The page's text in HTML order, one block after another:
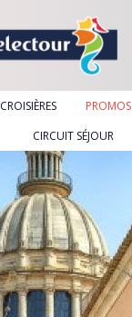
CROISIÈRES PROMOS
CIRCUIT SÉJOUR